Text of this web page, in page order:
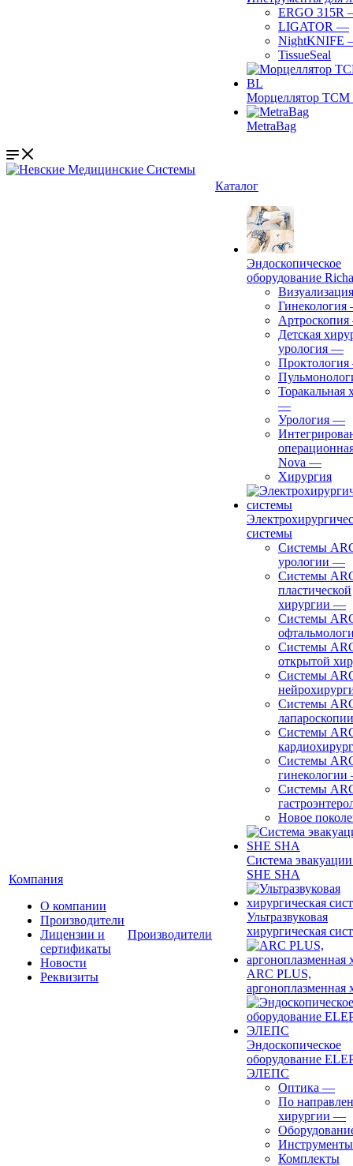
ERGO 315R
LIGATOR —
NightKNIFE
TissueSeal
Морцеллятор ТСМ
MetraBag
Компания
О компании
Производители
Лицензии и
сертификаты
Новости
Реквизиты
Производители
Каталог
Эндоскопическое
оборудование
Визуализация
Гинекология
Артроскопия
Детская
урология —
Проктология
Торакальная
—
Урология —
Nova —
Хирургия
системы
Системы
урологии —
Системы
пластической
хирургии —
Системы
Системы
открытой
Системы
Системы
лапароскопии
Системы
Системы
гинекологии
Системы
Новое
Система
SHE SHA
Ультразвуковая
хирургическая
ARC PLUS,
аргоноплазменная
Эндоскопическое
оборудование
ЭЛЕПС
Оптика —
По
хирургии —
Инструменты
Комплекты